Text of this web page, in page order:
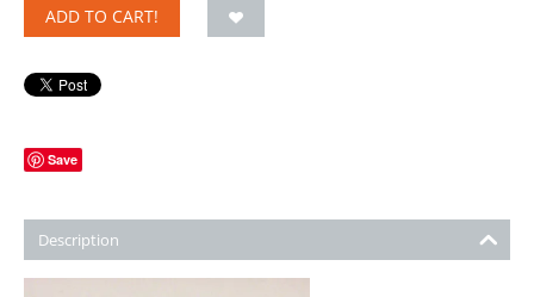
ADD TO CART!
Save
Description